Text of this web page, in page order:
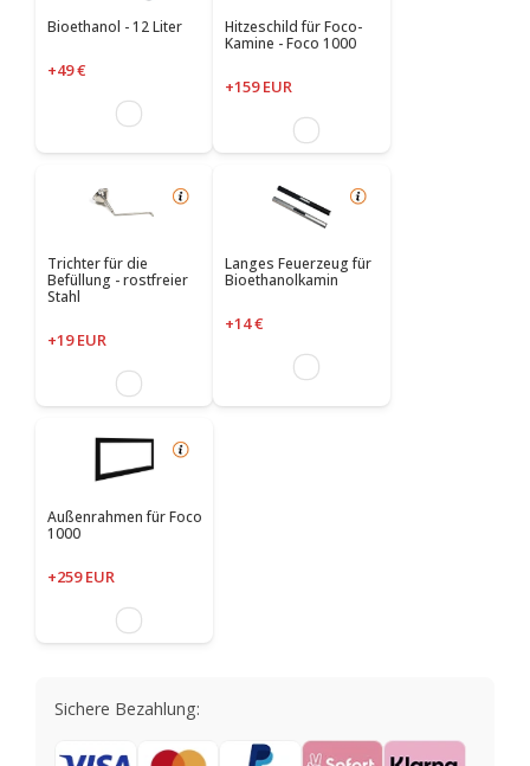
Bioethanol - 12 Liter
+49 €
Hitzeschild für Foco-
Kamine - Foco 1000
+159 EUR
Trichter für die
Befüllung - rostfreier
Stahl
+19 EUR
Langes Feuerzeug für
Bioethanolkamin
+14 €
Außenrahmen für Foco
1000
+259 EUR
Sichere Bezahlung: